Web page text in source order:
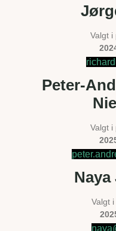
Valgt i
Peter-
Valgt i
Naya
Valgt